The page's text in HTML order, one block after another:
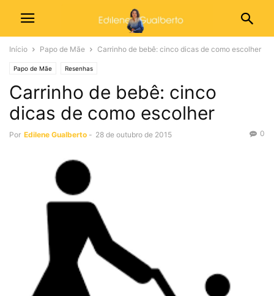
Início Papo de Mãe Carrinho de bebê: cinco dicas de como escolher
Papo de Mãe Resenhas
Carrinho de bebê: cinco
dicas de como escolher
Por Edilene Gualberto - 28 de outubro de 2015 0